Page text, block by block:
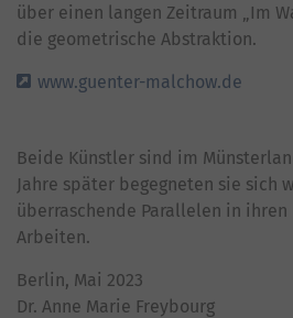
über einen langen Zeitraum „Im
die geometrische Abstraktion.
www.guenter-malchow.de
Beide Künstler sind im
Jahre später begegneten sie sich
überraschende Parallelen in
Arbeiten.
Berlin, Mai 2023
Dr. Anne Marie Freybourg